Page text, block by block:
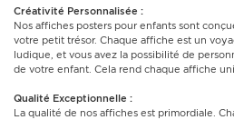
Créativité Personnalisée :
Nos affiches posters pour enfants sont
votre petit trésor. Chaque affiche est un
ludique, et vous avez la possibilité de
de votre enfant. Cela rend chaque affiche
Qualité Exceptionnelle :
La qualité de nos affiches est primordiale.